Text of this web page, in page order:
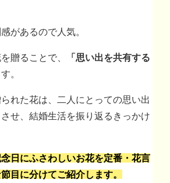
があるので人気。
贈ることで、
「思い出を共有する
。
れた花は、二人にとっての思い出
せ、結婚生活を振り返るきっかけ
日にふさわしいお花を定番・花言
目に分けてご紹介します。